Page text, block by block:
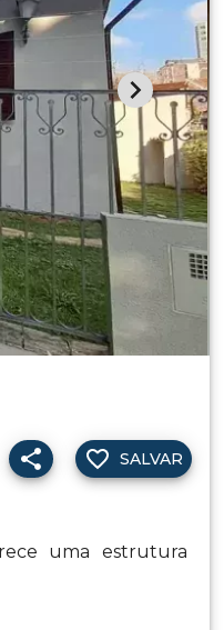
uma estrutura
SALVAR